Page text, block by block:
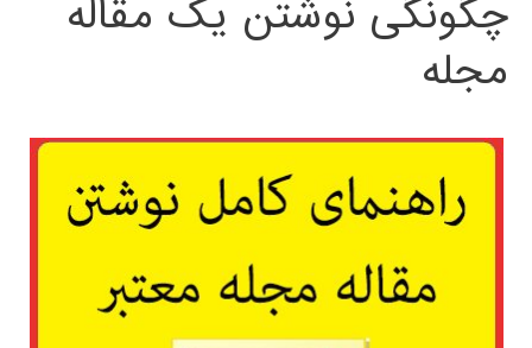
چگونگی نوشتن یک مقاله
مجله